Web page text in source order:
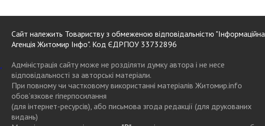
Сайт належить Товариству з обмеженою відповідальністю "Інформаційна
Агенція Житомир Інфо". Код ЄДРПОУ 33732896
Адміністрація сайту може не розділяти думку автора і не несе
відповідальності за авторські матеріали.
При повному чи частковому використанні матеріалів Житомир.info
обов’язкове гіперпосилання
(для інтернет-ресурсів), або письмова згода редакції (для друкованих
видань)